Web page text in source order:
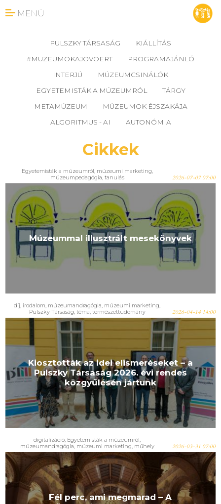
MENÜ
PULSZKY TÁRSASÁG
KIÁLLÍTÁS
#MUZEUMOKAJOVOERT
PROGRAMAJÁNLÓ
INTERJÚ
MÚZEUMCSINÁLÓK
EGYETEMISTÁK A MÚZEUMRÓL
TÁRGY
METAMÚZEUM
MÚZEUMOK ÉJSZAKÁJA
ALGORITMUS - AI
AUTONÓMIA
Cikkek
Egyetemisták a múzeumról, múzeumi marketing,
múzeumpedagógia, tanulás 2026-07-07 07:00
Múzeummal illusztrált mesekönyvek
díj, irodalom, múzeumandragógia, múzeumi marketing,
Pulszky Társaság, téma, természettudomány 2026-04-14 14:00
Kiosztották az idei elismeréseket – a
Pulszky Társaság 2026. évi rendes
közgyűlésén jártunk
digitalizáció, Egyetemisták a múzeumról,
múzeumandragógia, múzeumi marketing, műhely 2026-03-31 07:00
Fél perc, ami megmarad – A